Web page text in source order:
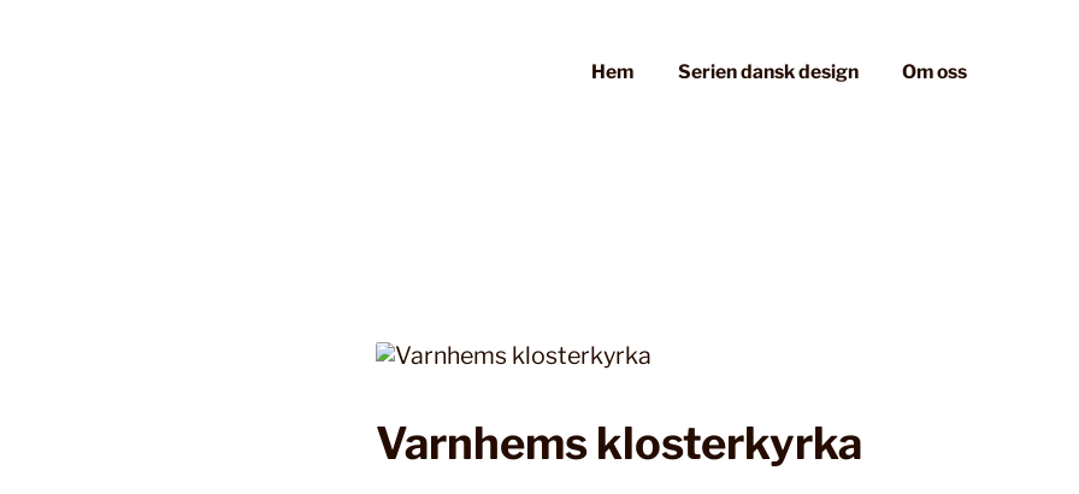
Hem Serien dansk design Om oss
Varnhems klosterkyrka